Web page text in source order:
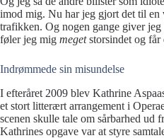
imod mig. Nu har jeg gjort det til en
trafikken. Og nogen gange giver jeg
føler jeg mig megetstorsindet og får
Indrømmede sin misundelse
I efteråret 2009 blev Kathrine
et stort litterært arrangement i
scenen skulle tale om sårbarhed ud
Kathrines opgave var at styre